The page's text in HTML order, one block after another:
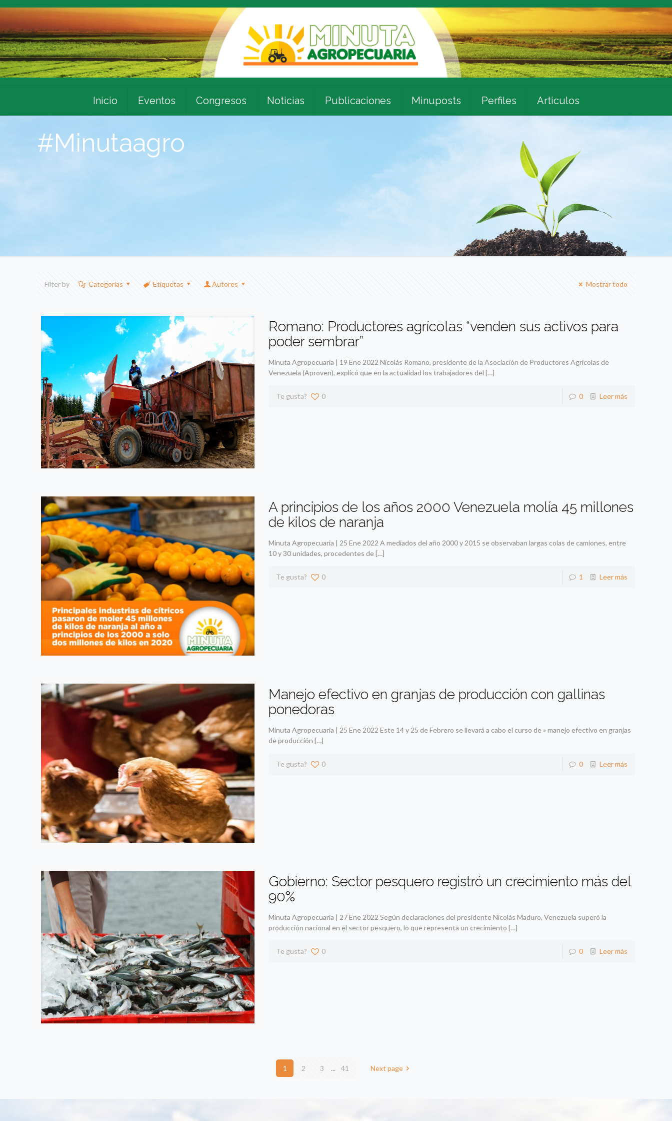
Inicio Eventos Congresos Noticias Publicaciones Minuposts Perfiles Articulos
#Minutaagro
Filter by Categorias Etiquetas Autores Mostrar todo
Romano: Productores agrícolas “venden sus activos para
poder sembrar”
Minuta Agropecuaria | 19 Ene 2022 Nicolás Romano, presidente de la Asociación de Productores Agrícolas de
Venezuela (Aproven), explicó que en la actualidad los trabajadores del […]
Te gusta? 0 0 Leer más
A principios de los años 2000 Venezuela molía 45 millones
de kilos de naranja
Minuta Agropecuaria | 25 Ene 2022 A mediados del año 2000 y 2015 se observaban largas colas de camiones, entre
10 y 30 unidades, procedentes de[…]
Te gusta? 0 1 Leer más
Manejo efectivo en granjas de producción con gallinas
ponedoras
Minuta Agropecuaria | 25 Ene 2022 Este 14 y 25 de Febrero se llevará a cabo el curso de » manejo efectivo en granjas
de producción […]
Te gusta? 0 0 Leer más
Gobierno: Sector pesquero registró un crecimiento más del
90%
Minuta Agropecuaria | 27 Ene 2022 Según declaraciones del presidente Nicolás Maduro, Venezuela superó la
producción nacional en el sector pesquero, lo que representa un crecimiento […]
Te gusta? 0 0 Leer más
1 2 3 ... 41 Next page